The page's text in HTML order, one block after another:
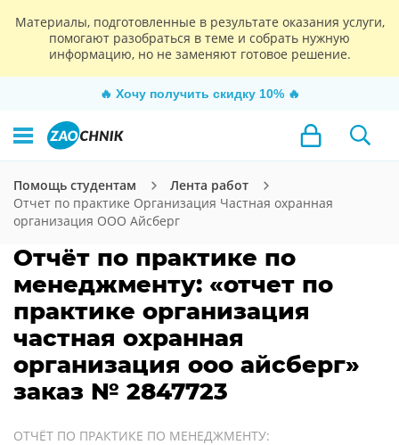
Материалы, подготовленные в результате оказания услуги,
помогают разобраться в теме и собрать нужную
информацию, но не заменяют готовое решение.
🔥 Хочу получить скидку 10% 🔥
Помощь студентам
Лента работ
Отчет по практике Организация Частная охранная
организация ООО Айсберг
Отчёт по практике по
менеджменту: «отчет по
практике организация
частная охранная
организация ооо айсберг»
заказ № 2847723
ОТЧЁТ ПО ПРАКТИКЕ ПО МЕНЕДЖМЕНТУ: